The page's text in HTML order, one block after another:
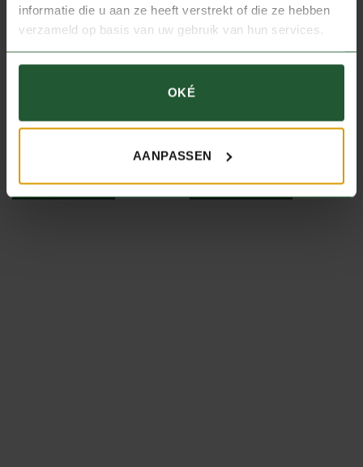
informatie die u aan ze heeft verstrekt of die ze hebben
verzameld op basis van uw gebruik van hun services.
OKÉ
AANPASSEN
JE ZOU OOK KUNNEN HOUDEN
VAN …
Wildkruiden
IN WINKELWAGEN
Wildstoofsaus
€11,50
IN WINKELWAGEN